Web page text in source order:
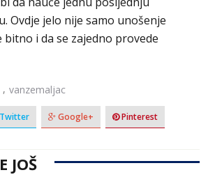
Ovdje jelo nije samo unošenje
bitno i da se zajedno provede
, vanzemaljac
Twitter Google+ Pinterest
JOŠ